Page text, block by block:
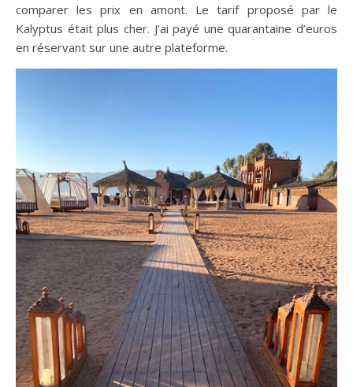
comparer les prix en amont. Le tarif proposé par le
Kalyptus était plus cher. J’ai payé une quarantaine d’euros
en réservant sur une autre plateforme.